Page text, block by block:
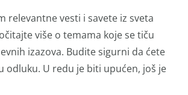
relevantne vesti i savete iz sveta
više o temama koje se tiču
izazova. Budite sigurni da ćete
odluku. U redu je biti upućen, još je